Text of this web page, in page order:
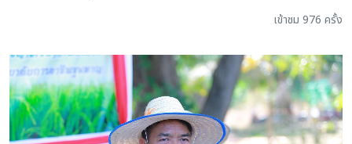
เข้าชม 976 ครั้ง